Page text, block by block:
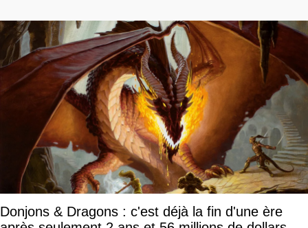
Donjons & Dragons : c'est déjà la fin d'une ère